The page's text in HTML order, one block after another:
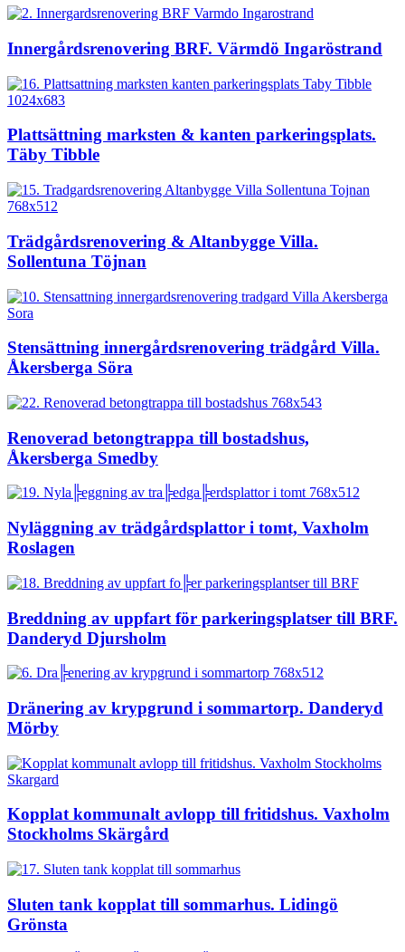
Innergårdsrenovering BRF. Värmdö Ingaröstrand
Plattsättning marksten & kanten parkeringsplats.
Täby Tibble
Trädgårdsrenovering & Altanbygge Villa.
Sollentuna Töjnan
Stensättning innergårdsrenovering trädgård Villa.
Åkersberga Söra
Renoverad betongtrappa till bostadshus,
Åkersberga Smedby
Nyläggning av trädgårdsplattor i tomt, Vaxholm
Roslagen
Breddning av uppfart för parkeringsplatser till BRF.
Danderyd Djursholm
Dränering av krypgrund i sommartorp. Danderyd
Mörby
Kopplat kommunalt avlopp till fritidshus. Vaxholm
Stockholms Skärgård
Sluten tank kopplat till sommarhus. Lidingö
Grönsta